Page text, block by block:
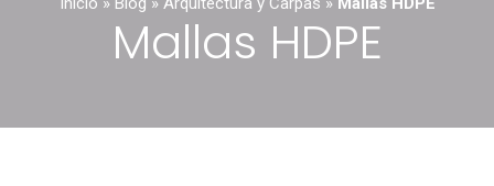
Mallas HDPE